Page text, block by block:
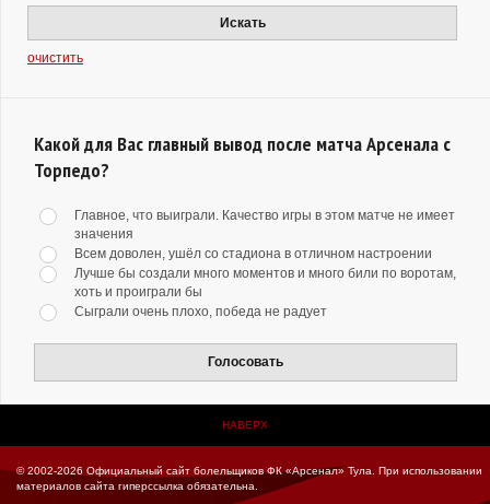
Искать
очистить
Какой для Вас главный вывод после матча Арсенала с
Торпедо?
Главное, что выиграли. Качество игры в этом матче не имеет
значения
Всем доволен, ушёл со стадиона в отличном настроении
Лучше бы создали много моментов и много били по воротам,
хоть и проиграли бы
Сыграли очень плохо, победа не радует
Голосовать
НАВЕРХ
© 2002-2026 Официальный сайт болельщиков ФК «Арсенал» Тула.
При использовании
материалов сайта гиперссылка обязательна.